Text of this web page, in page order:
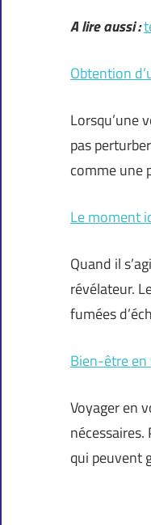
A lire aussi :
Obtention
Lorsqu’une
pas
comme une
Le moment
Quand il
révélateur.
fumées
Bien-être en
Voyager en
qui peuvent